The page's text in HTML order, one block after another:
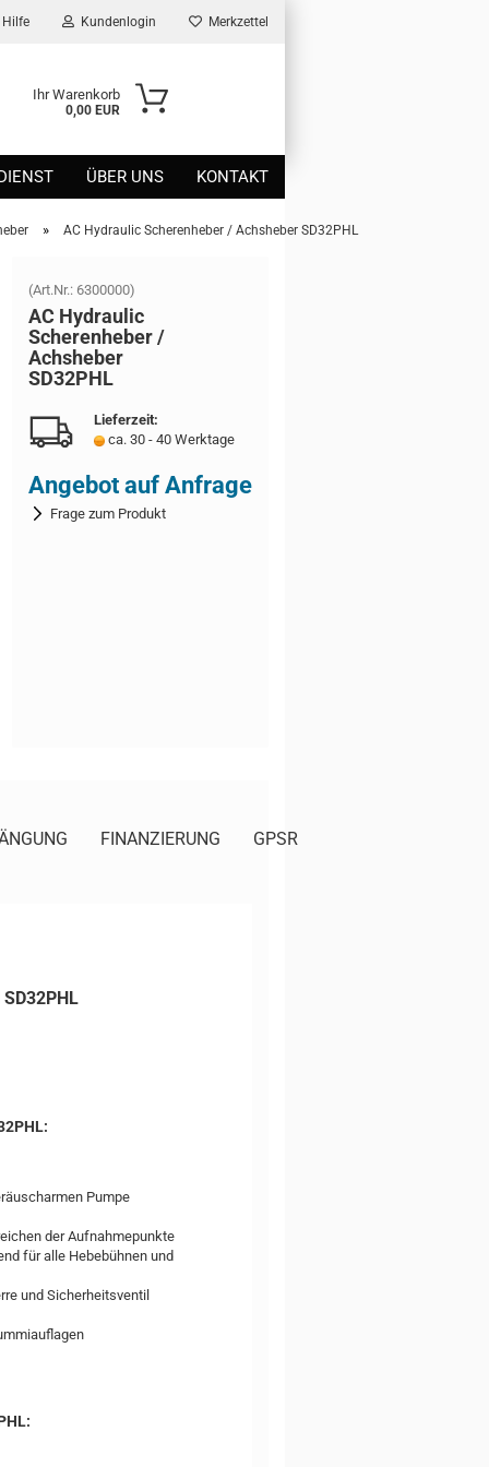
Hilfe Kundenlogin Merkzettel
Ihr Warenkorb
0,00 EUR
ÜBER UNS KONTAKT
» AC Hydraulic Scherenheber / Achsheber SD32PHL
(Art.Nr.: 6300000)
AC Hy­drau­lic
Sche­ren­he­ber /
Achs­he­ber
SD32PHL
Lieferzeit:
ca. 30 - 40 Werktage
Angebot auf Anfrage
Frage zum Produkt
FINANZIERUNG GPSR
Pumpe
der Aufnahmepunkte
für alle Hebebühnen und
und Sicherheitsventil